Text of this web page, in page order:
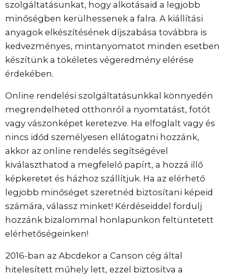
szolgáltatásunkat, hogy alkotásaid a legjobb
minőségben kerülhessenek a falra. A kiállítási
anyagok elkészítésének díjszabása továbbra is
kedvezményes, mintanyomatot minden esetben
készítünk a tökéletes végeredmény elérése
érdekében.
Online rendelési szolgáltatásunkkal könnyedén
megrendelheted otthonról a nyomtatást, fotót
vagy vászonképet keretezve. Ha elfoglalt vagy és
nincs időd személyesen ellátogatni hozzánk,
akkor az online rendelés segítségével
kiválaszthatod a megfelelő papírt, a hozzá illő
képkeretet és házhoz szállítjuk. Ha az elérhető
legjobb minőséget szeretnéd biztosítani képeid
számára, válassz minket! Kérdéseiddel fordulj
hozzánk bizalommal honlapunkon feltüntetett
elérhetőségeinken!
2016-ban az Abcdekor a Canson cég által
hitelesített műhely lett, ezzel biztosítva a